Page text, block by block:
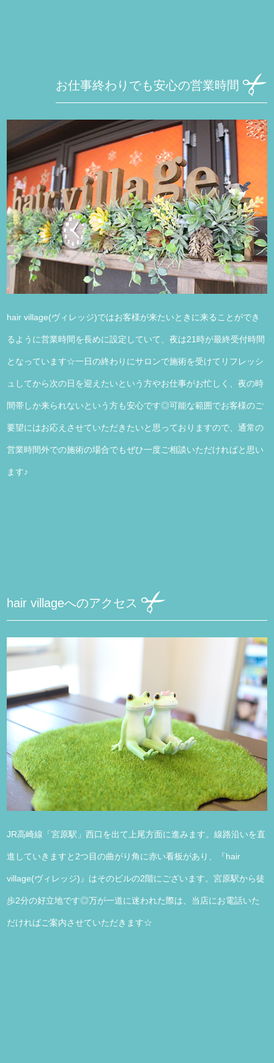
お仕事終わりでも安心の営業時間
hair village(ヴィレッジ)ではお客様が来たいときに来ることができ
るように営業時間を長めに設定していて、夜は21時が最終受付時間
となっています☆一日の終わりにサロンで施術を受けてリフレッシ
ュしてから次の日を迎えたいという方やお仕事がお忙しく、夜の時
間帯しか来られないという方も安心です◎可能な範囲でお客様のご
要望にはお応えさせていただきたいと思っておりますので、通常の
営業時間外での施術の場合でもぜひ一度ご相談いただければと思い
ます♪
hair villageへのアクセス
JR高崎線「宮原駅」西口を出て上尾方面に進みます。線路沿いを直
進していきますと2つ目の曲がり角に赤い看板があり、『hair
village(ヴィレッジ)』はそのビルの2階にございます。宮原駅から徒
歩2分の好立地です◎万が一道に迷われた際は、当店にお電話いた
だければご案内させていただきます☆